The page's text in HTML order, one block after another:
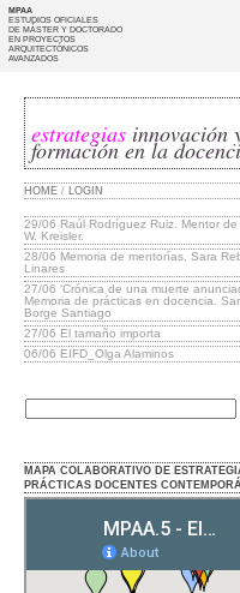
MPAA
ESTUDIOS OFICIALES
DE MÁSTER Y DOCTORADO
EN PROYECTOS
ARQUITECTÓNICOS
AVANZADOS
estrategias innovación
formación en la
HOME / LOGIN
29/06 Raúl Rodríguez Ruiz. Mentor de
W. Kreisler.
28/06 Memoria de mentorías. Sara
Linares
27/06 ‘Crónica de una muerte
Memoria de prácticas en docencia.
Borge Santiago
27/06 El tamaño importa
06/06 EIFD_Olga Alaminos
MAPA COLABORATIVO DE
PRÁCTICAS DOCENTES